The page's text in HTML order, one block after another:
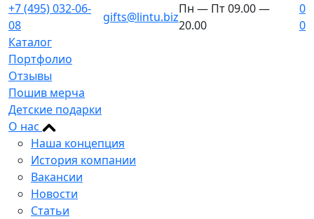
+7 (495) 032-06-
08
gifts@lintu.biz
Пн — Пт 09.00 —
20.00
0
0
Каталог
Портфолио
Отзывы
Пошив мерча
Детские подарки
О нас
Наша концепция
История компании
Вакансии
Новости
Статьи